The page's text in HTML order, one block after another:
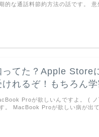
的な通話料節約方法の話です。
ってた？Apple Store
けれるぞ！もちろん
Proが欲しいんですよ。 (
。 MacBook Proが欲しい病が出